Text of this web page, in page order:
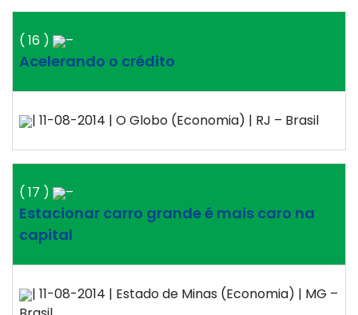
( 16 ) –
Acelerando o crédito
| 11-08-2014 | O Globo (Economia) | RJ – Brasil
( 17 ) –
Estacionar carro grande é mais caro na
capital
| 11-08-2014 | Estado de Minas (Economia) | MG –